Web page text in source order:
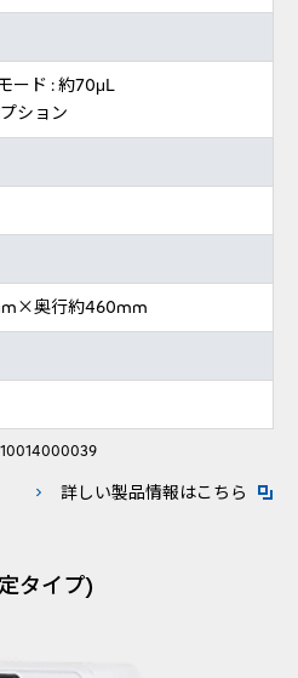
ード : 約70μL
ション
奥行約460mm
詳しい製品情報はこちら 新規
タイプ)